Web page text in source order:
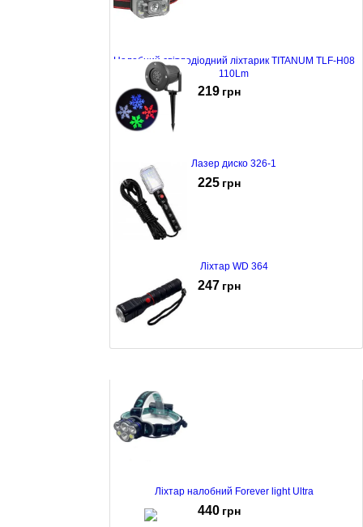
Налобний світлодіодний ліхтарик TITANUM TLF-H08
110Lm
219 грн
Лазер диско 326-1
225 грн
Ліхтар WD 364
247 грн
Ліхтар налобний Forever light Ultra
440 грн